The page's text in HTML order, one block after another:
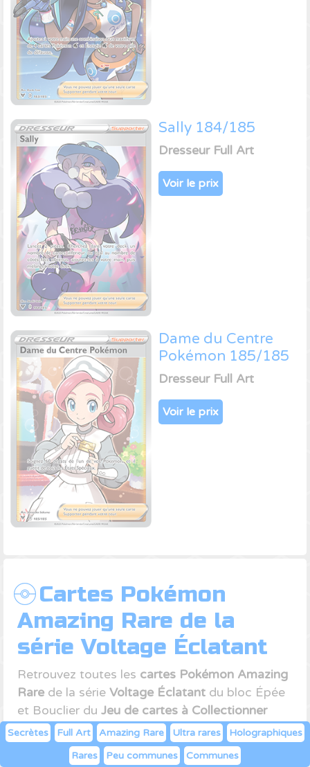
Sally 184/185
Dresseur Full Art
Voir le prix
Dame du Centre
Pokémon 185/185
Dresseur Full Art
Voir le prix
Cartes Pokémon
Amazing Rare de la
série Voltage Éclatant
Retrouvez toutes les cartes Pokémon Amazing
Rare de la série Voltage Éclatant du bloc Épée
et Bouclier du Jeu de cartes à Collectionner
Pokémon.Cliquez sur la cartequi vous
intéresse pour voir lesmeilleures offressur
Secrètes Full Art Amazing Rare Ultra rares
Holographiques
Rares
Peu communes Communes